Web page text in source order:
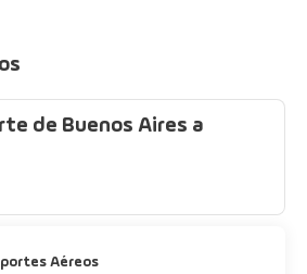
de Buenos Aires a
Aéreos